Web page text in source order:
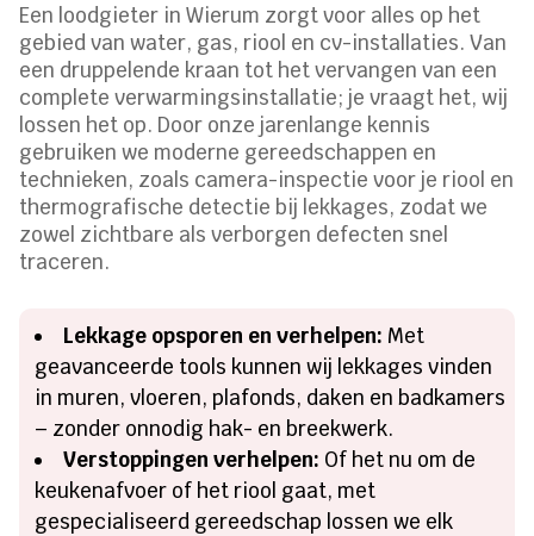
Een loodgieter in Wierum zorgt voor alles op het
gebied van water, gas, riool en cv-installaties. Van
een druppelende kraan tot het vervangen van een
complete verwarmingsinstallatie; je vraagt het, wij
lossen het op. Door onze jarenlange kennis
gebruiken we moderne gereedschappen en
technieken, zoals camera-inspectie voor je riool en
thermografische detectie bij lekkages, zodat we
zowel zichtbare als verborgen defecten snel
traceren.
Lekkage opsporen en verhelpen: Met
geavanceerde tools kunnen wij lekkages vinden
in muren, vloeren, plafonds, daken en badkamers
– zonder onnodig hak- en breekwerk.
Verstoppingen verhelpen: Of het nu om de
keukenafvoer of het riool gaat, met
gespecialiseerd gereedschap lossen we elk